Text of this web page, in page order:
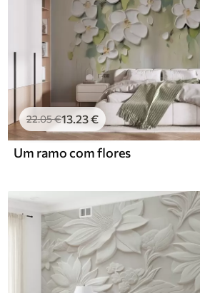
22.05€13.23€
Um ramo com flores